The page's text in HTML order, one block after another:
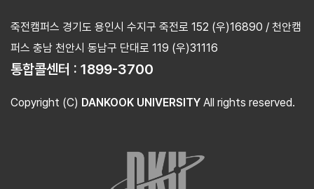
죽전캠퍼스 경기도 용인시 수지구 죽전로 152 (우)16890 / 천안캠
퍼스 충남 천안시 동남구 단대로 119 (우)31116
통합콜센터 : 1899-3700
Copyright (C) DANKOOK UNIVERSITY All rights reserved.